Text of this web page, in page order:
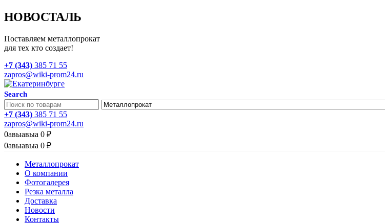
НОВОСТАЛЬ
Поставляем металлопрокат
для тех кто создает!
+7 (343) 385 71 55
zapros@wiki-prom24.ru
Search
+7 (343) 385 71 55
zapros@wiki-prom24.ru
0авыавыа 0 ₽
0авыавыа 0 ₽
Металлопрокат
О компании
Фотогалерея
Резка металла
Доставка
Новости
Контакты